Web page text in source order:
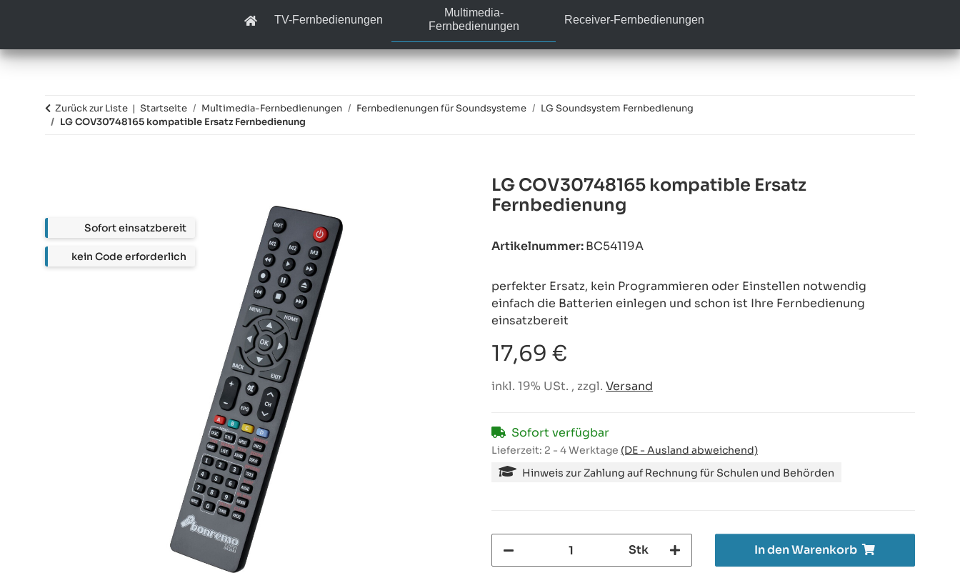
TV-Fernbedienungen
Multimedia-
Fernbedienungen
Receiver-Fernbedienungen
Zurück zur Liste Startseite Multimedia-Fernbedienungen Fernbedienungen für Soundsysteme
LG Soundsystem Fernbedienung
LG COV30748165 kompatible Ersatz Fernbedienung
LG COV30748165 kompatible Ersatz
Fernbedienung
Artikelnummer:BC54119A
perfekter Ersatz, kein Programmieren oder Einstellen notwendig
einfach die Batterien einlegen und schon ist Ihre Fernbedienung
einsatzbereit
17,69 €
inkl. 19% USt. , zzgl. Versand
Sofort verfügbar
Lieferzeit: 2 - 4 Werktage (DE - Ausland abweichend)
Hinweis zur Zahlung auf Rechnung für Schulen und Behörden
Stk In den Warenkorb